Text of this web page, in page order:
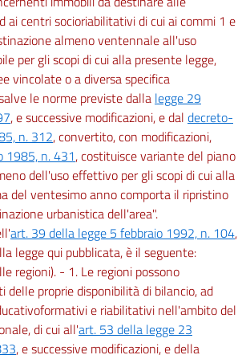
ai centri socioriabilitativi di cui ai commi 1 e
almeno ventennale all'uso
per gli scopi di cui alla presente legge,
vincolate o a diversa specifica
le norme previste dalla legge 29
, e successive modificazioni, e dal decreto-
n. 312, convertito, con modificazioni,
1985, n. 431, costituisce variante del piano
dell'uso effettivo per gli scopi di cui alla
del ventesimo anno comporta il ripristino
urbanistica dell'area".
art. 39 della legge 5 febbraio 1992, n. 104,
legge qui pubblicata, è il seguente:
regioni). - 1. Le regioni possono
delle proprie disponibilità di bilancio, ad
e riabilitativi nell'ambito del
di cui all'art. 53 della legge 23
, e successive modificazioni, e della